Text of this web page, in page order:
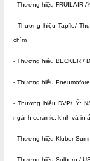
- Thương hiệu FRUILAIR /
- Thương hiệu Tapflo/
chìm
- Thương hiệu BECKER /
- Thương hiệu
- Thương hiệu DVP/ Ý:
ngành ceramic, kính và in
- Thương hiệu Kluber
- Thương hiệu Solberg /